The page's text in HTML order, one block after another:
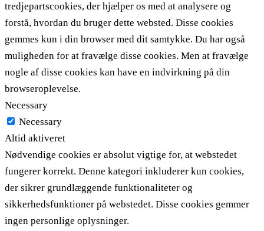
tredjepartscookies, der hjælper os med at analysere og
forstå, hvordan du bruger dette websted. Disse cookies
gemmes kun i din browser med dit samtykke. Du har også
muligheden for at fravælge disse cookies. Men at fravælge
nogle af disse cookies kan have en indvirkning på din
browseroplevelse.
Necessary
Necessary
Altid aktiveret
Nødvendige cookies er absolut vigtige for, at webstedet
fungerer korrekt. Denne kategori inkluderer kun cookies,
der sikrer grundlæggende funktionaliteter og
sikkerhedsfunktioner på webstedet. Disse cookies gemmer
ingen personlige oplysninger.